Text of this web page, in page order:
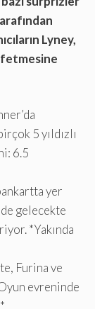
Lyney,
5 yıldızlı
6.5
yer
gelecekte
*Yakında
Furina ve
evreninde